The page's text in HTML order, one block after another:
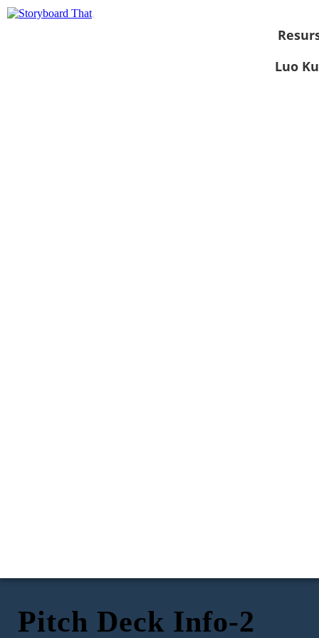
Luo
Pitch Deck Info-2